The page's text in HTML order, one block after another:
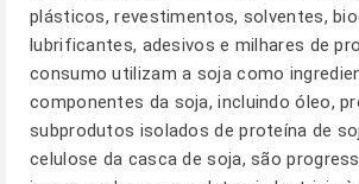
plásticos, revestimentos, solventes,
lubrificantes, adesivos e milhares de
consumo utilizam a soja como
componentes da soja, incluindo óleo,
subprodutos isolados de proteína de
celulose da casca de soja, são